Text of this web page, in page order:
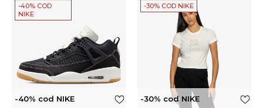
-40% COD
NIKE
-40% cod NIKE
-30% COD NIKE
-30% cod NIKE